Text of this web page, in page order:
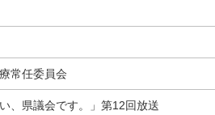
常任委員会
、県議会です。」第12回放送